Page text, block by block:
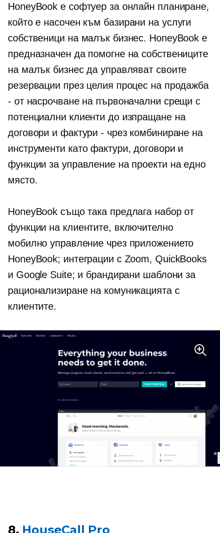
HoneyBook е софтуер за онлайн планиране,
който е насочен към базирани на услуги
собственици на малък бизнес. HoneyBook е
предназначен да помогне на собствениците
на малък бизнес да управляват своите
резервации през целия процес на продажба
- от насрочване на първоначални срещи с
потенциални клиенти до изпращане на
договори и фактури - чрез комбиниране на
инструменти като фактури, договори и
функции за управление на проекти на едно
място.
HoneyBook също така предлага набор от
функции на клиентите, включително
мобилно управление чрез приложението
HoneyBook; интеграции с Zoom, QuickBooks
и Google Suite; и брандирани шаблони за
рационализиране на комуникацията с
клиентите.
8. HouseCall Pro